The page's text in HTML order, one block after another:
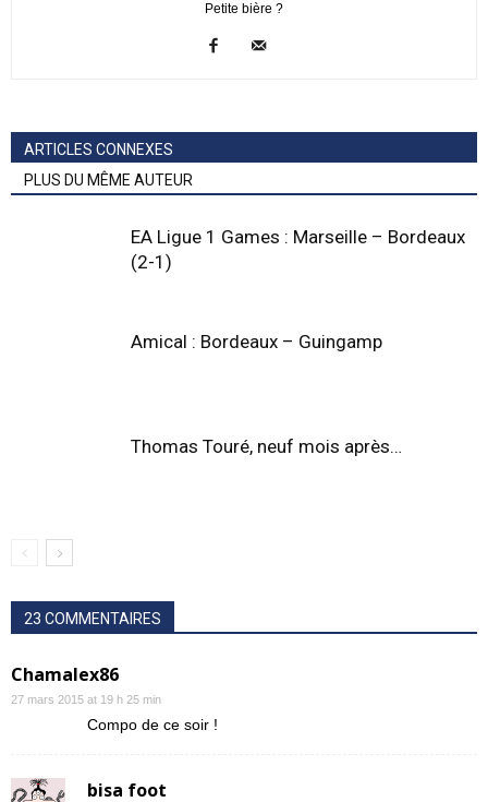
Petite bière ?
ARTICLES CONNEXES
PLUS DU MÊME AUTEUR
EA Ligue 1 Games : Marseille – Bordeaux
(2-1)
Amical : Bordeaux – Guingamp
Thomas Touré, neuf mois après…
23 COMMENTAIRES
Chamalex86
27 mars 2015 at 19 h 25 min
Compo de ce soir !
bisa foot